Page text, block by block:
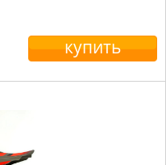
купить